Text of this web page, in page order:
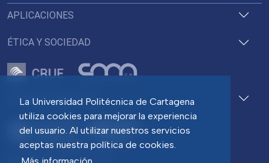
La Universidad Politécnica de Cartagena
utiliza cookies para mejorar la experiencia
del usuario. Al utilizar nuestros servicios
aceptas nuestra política de cookies.
ACCESOS DIRECTOS
Pza. del Cronista Isidoro Valverde
APLICACIONES
ÉTICA Y SOCIEDAD